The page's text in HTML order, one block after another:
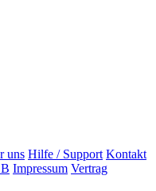
uns Hilfe / Support Kontakt
Impressum Vertrag